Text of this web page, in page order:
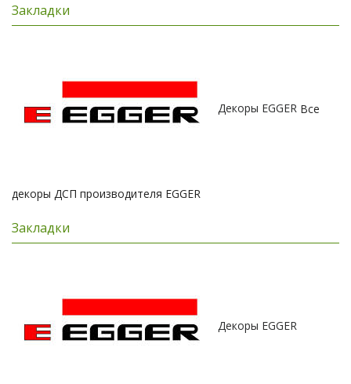
Закладки
Декоры EGGER Все
декоры ДСП производителя EGGER
Закладки
Декоры EGGER